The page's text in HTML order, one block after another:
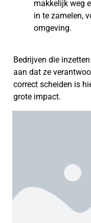
makkelijk weg
in te zamelen,
omgeving.
Bedrijven die
aan dat ze
correct scheiden is
grote impact.